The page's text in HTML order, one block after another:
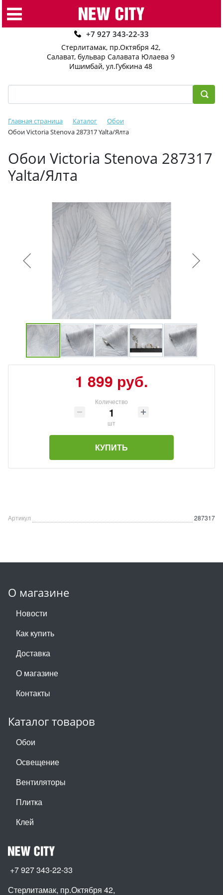
+7 927 343-22-33
Стерлитамак, пр.Октября 42,
Салават, бульвар Салавата Юлаева 9
Ишимбай, ул.Губкина 48
Главная страница Каталог
Обои
Обои Victoria Stenova 287317 Yalta/Ялта
Обои Victoria Stenova 287317
Yalta/Ялта
1 899 руб.
Количество
шт
КУПИТЬ
Артикул 287317
О магазине
Новости
Как купить
Доставка
О магазине
Контакты
Каталог товаров
Обои
Освещение
Вентиляторы
Плитка
Клей
+7 927 343-22-33
Стерлитамак, пр.Октября 42,